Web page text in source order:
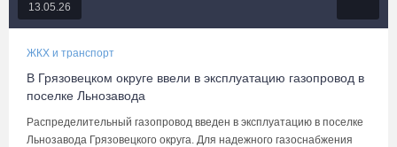
13.05.26
ЖКХ и транспорт
В Грязовецком округе ввели в эксплуатацию газопровод в
поселке Льнозавода
Распределительный газопровод введен в эксплуатацию в поселке
Льнозавода Грязовецкого округа. Для надежного газоснабжения